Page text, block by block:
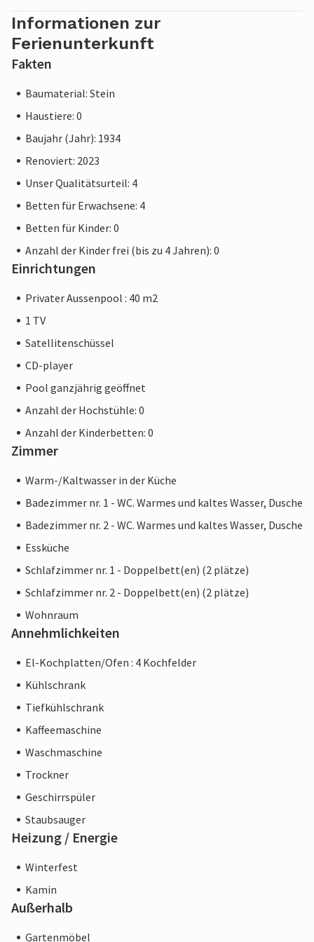
Informationen zur
Ferienunterkunft
Fakten
Baumaterial: Stein
Haustiere: 0
Baujahr (Jahr): 1934
Renoviert: 2023
Unser Qualitätsurteil: 4
Betten für Erwachsene: 4
Betten für Kinder: 0
Anzahl der Kinder frei (bis zu 4 Jahren): 0
Einrichtungen
Privater Aussenpool : 40 m2
1 TV
Satellitenschüssel
CD-player
Pool ganzjährig geöffnet
Anzahl der Hochstühle: 0
Anzahl der Kinderbetten: 0
Zimmer
Warm-/Kaltwasser in der Küche
Badezimmer nr. 1 - WC. Warmes und kaltes Wasser, Dusche
Badezimmer nr. 2 - WC. Warmes und kaltes Wasser, Dusche
Essküche
Schlafzimmer nr. 1 - Doppelbett(en) (2 plätze)
Schlafzimmer nr. 2 - Doppelbett(en) (2 plätze)
Wohnraum
Annehmlichkeiten
El-Kochplatten/Ofen : 4 Kochfelder
Kühlschrank
Tiefkühlschrank
Kaffeemaschine
Waschmaschine
Trockner
Geschirrspüler
Staubsauger
Heizung / Energie
Winterfest
Kamin
Außerhalb
Gartenmöbel